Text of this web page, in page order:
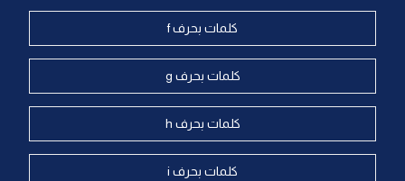
كلمات بحرف f
كلمات بحرف g
كلمات بحرف h
كلمات بحرف i